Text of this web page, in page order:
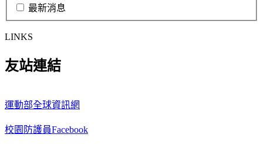
最新消息
LINKS
友站連結
運動部全球資訊網
校園防護員Facebook